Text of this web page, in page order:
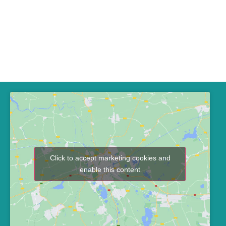
Click to accept marketing cookies and
enable this content